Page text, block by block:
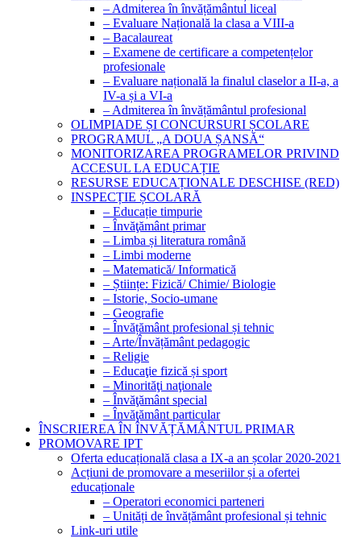
– Admiterea în învățământul liceal
– Evaluare Națională la clasa a VIII-a
– Bacalaureat
– Examene de certificare a competențelor
profesionale
– Evaluare națională la finalul claselor a II-a, a
IV-a și a VI-a
– Admiterea în învățământul profesional
OLIMPIADE ȘI CONCURSURI ȘCOLARE
PROGRAMUL „A DOUA ȘANSĂ“
MONITORIZAREA PROGRAMELOR PRIVIND
ACCESUL LA EDUCAȚIE
RESURSE EDUCAȚIONALE DESCHISE (RED)
INSPECȚIE ȘCOLARĂ
– Educație timpurie
– Învăţământ primar
– Limba și literatura română
– Limbi moderne
– Matematică/ Informatică
– Științe: Fizică/ Chimie/ Biologie
– Istorie, Socio-umane
– Geografie
– Învățământ profesional și tehnic
– Arte/Învățământ pedagogic
– Religie
– Educaţie fizică și sport
– Minorităţi naţionale
– Învăţământ special
– Învăţământ particular
ÎNSCRIEREA ÎN ÎNVĂȚĂMÂNTUL PRIMAR
PROMOVARE IPT
Oferta educațională clasa a IX-a an școlar 2020-2021
Acțiuni de promovare a meseriilor și a ofertei
educaționale
– Operatori economici parteneri
– Unități de învățământ profesional și tehnic
Link-uri utile